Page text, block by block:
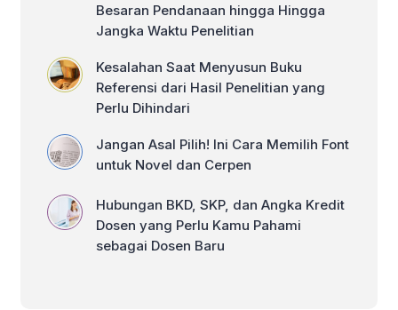
Besaran Pendanaan hingga Hingga
Jangka Waktu Penelitian
Kesalahan Saat Menyusun Buku
Referensi dari Hasil Penelitian yang
Perlu Dihindari
Jangan Asal Pilih! Ini Cara Memilih Font
untuk Novel dan Cerpen
Hubungan BKD, SKP, dan Angka Kredit
Dosen yang Perlu Kamu Pahami
sebagai Dosen Baru